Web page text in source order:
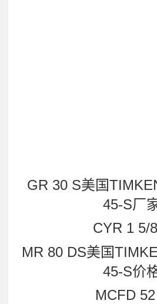
GR 30 S美国
45-S厂
CYR 1 5/
MR 80 DS美国
45-S价
MCFD